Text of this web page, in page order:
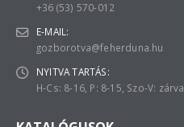
+36 (53) 570-012
E-MAIL:
gozborotva@feherduna.hu
NYITVA TARTÁS:
H-Cs: 8-16, P: 8-15, Szo-V: zárva